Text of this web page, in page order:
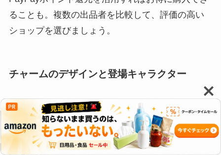
ることも。複数の出品者を比較して、評価の高い
ショップを選びましょう。
チャームのデザインと登場キャラクター
それぞれのデザインを詳しく見ていきましょう!